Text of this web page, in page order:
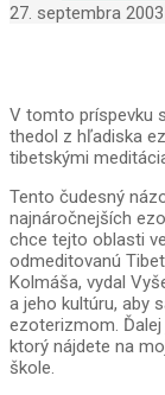
27. septembra 2003
V tomto príspevku
thedol z hľadiska
tibetskými
Tento čudesný
najnáročnejších
chce tejto oblasti
odmeditovanú
Kolmáša, vydal
a jeho kultúru, aby
ezoterizmom.
ktorý nájdete na
škole.